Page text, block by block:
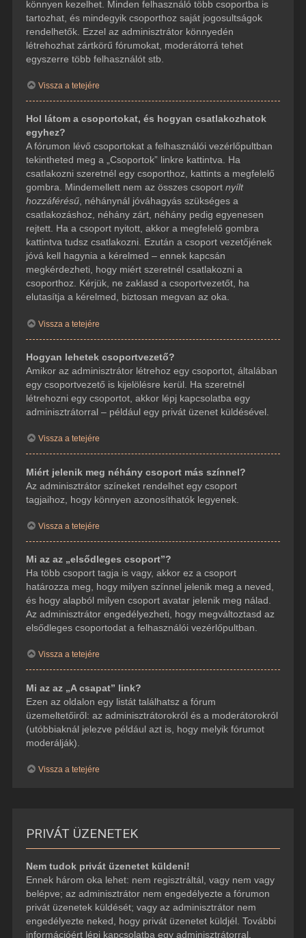
könnyen kezelhet. Minden felhasználó több csoportba is
tartozhat, és mindegyik csoporthoz saját jogosultságok
rendelhetők. Ezzel az adminisztrátor könnyedén
létrehozhat zártkörű fórumokat, moderátorrá tehet
egyszerre több felhasználót stb.
Vissza a tetejére
Hol látom a csoportokat, és hogyan csatlakozhatok
egyhez?
A fórumon lévő csoportokat a felhasználói vezérlőpultban
tekintheted meg a „Csoportok” linkre kattintva. Ha
csatlakozni szeretnél egy csoporthoz, kattints a megfelelő
gombra. Mindemellett nem az összes csoport nyílt
hozzáférésű, néhánynál jóváhagyás szükséges a
csatlakozáshoz, néhány zárt, néhány pedig egyenesen
rejtett. Ha a csoport nyitott, akkor a megfelelő gombra
kattintva tudsz csatlakozni. Ezután a csoport vezetőjének
jóvá kell hagynia a kérelmed – ennek kapcsán
megkérdezheti, hogy miért szeretnél csatlakozni a
csoporthoz. Kérjük, ne zaklasd a csoportvezetőt, ha
elutasítja a kérelmed, biztosan megvan az oka.
Vissza a tetejére
Hogyan lehetek csoportvezető?
Amikor az adminisztrátor létrehoz egy csoportot, általában
egy csoportvezető is kijelölésre kerül. Ha szeretnél
létrehozni egy csoportot, akkor lépj kapcsolatba egy
adminisztrátorral – például egy privát üzenet küldésével.
Vissza a tetejére
Miért jelenik meg néhány csoport más színnel?
Az adminisztrátor színeket rendelhet egy csoport
tagjaihoz, hogy könnyen azonosíthatók legyenek.
Vissza a tetejére
Mi az az „elsődleges csoport”?
Ha több csoport tagja is vagy, akkor ez a csoport
határozza meg, hogy milyen színnel jelenik meg a neved,
és hogy alapból milyen csoport avatar jelenik meg nálad.
Az adminisztrátor engedélyezheti, hogy megváltoztasd az
elsődleges csoportodat a felhasználói vezérlőpultban.
Vissza a tetejére
Mi az az „A csapat” link?
Ezen az oldalon egy listát találhatsz a fórum
üzemeltetőiről: az adminisztrátorokról és a moderátorokról
(utóbbiaknál jelezve például azt is, hogy melyik fórumot
moderálják).
Vissza a tetejére
PRIVÁT ÜZENETEK
Nem tudok privát üzenetet küldeni!
Ennek három oka lehet: nem regisztráltál, vagy nem vagy
belépve; az adminisztrátor nem engedélyezte a fórumon
privát üzenetek küldését; vagy az adminisztrátor nem
engedélyezte neked, hogy privát üzenetet küldjél. További
információért lépj kapcsolatba egy adminisztrátorral.